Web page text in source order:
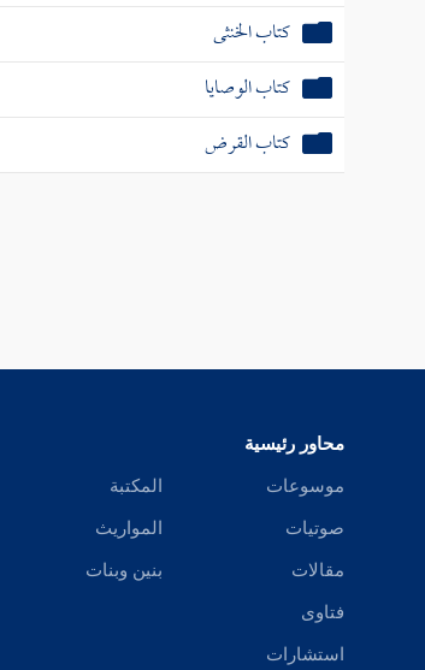
كتاب الخنثى
كتاب الوصايا
كتاب القرض
محاور رئيسية
موسوعات
صوتيات
مقالات
فتاوى
استشارات
المكتبة
المواريث
بنين وبنات